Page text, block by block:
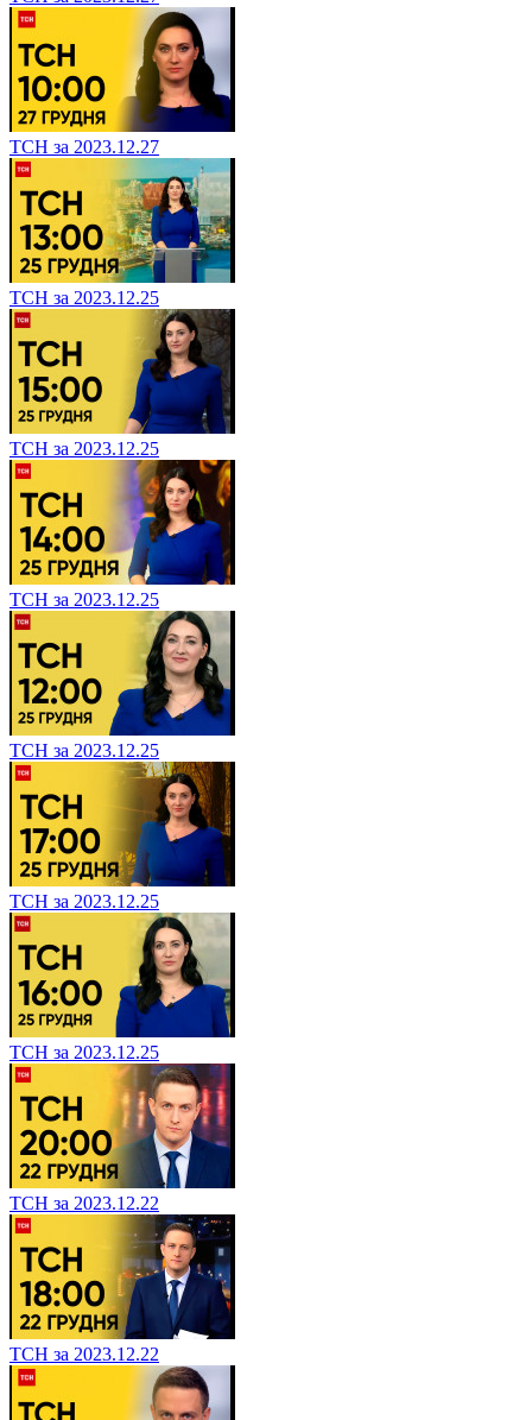
ТСН за 2023.12.27
ТСН за 2023.12.25
ТСН за 2023.12.25
ТСН за 2023.12.25
ТСН за 2023.12.25
ТСН за 2023.12.25
ТСН за 2023.12.25
ТСН за 2023.12.22
ТСН за 2023.12.22